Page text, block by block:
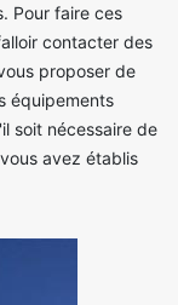
Pour faire ces
contacter des
proposer de
équipements
soit nécessaire de
avez établis